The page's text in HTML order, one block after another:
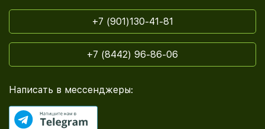
+7 (901)130-41-81
+7 (8442) 96-86-06
Написать в мессенджеры: